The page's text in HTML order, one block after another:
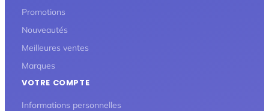
Promotions
Nouveautés
Meilleures ventes
Marques
VOTRE COMPTE
Informations personnelles